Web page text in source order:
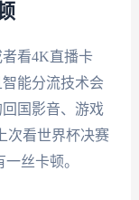
看4K直播卡
能分流技术会
国影音、游戏
次看世界杯决赛
丝卡顿。